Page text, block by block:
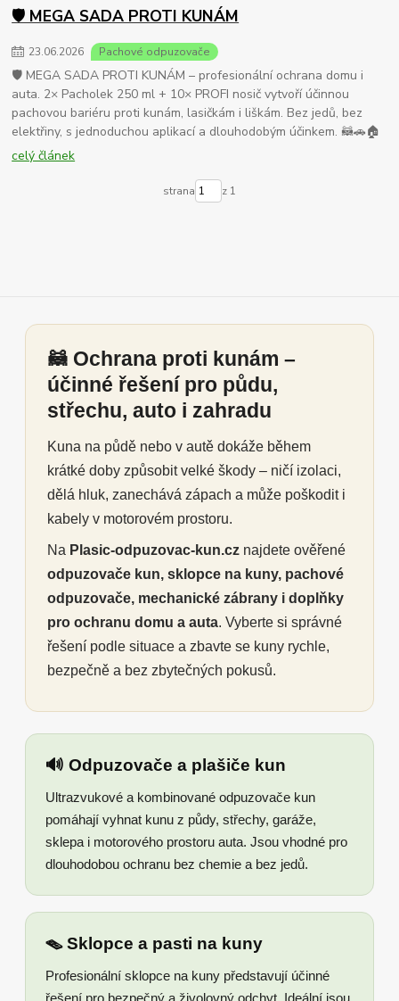
🛡️ MEGA SADA PROTI KUNÁM
23.06.2026 Pachové odpuzovače
🛡️ MEGA SADA PROTI KUNÁM – profesionální ochrana domu i
auta. 2× Pacholek 250 ml + 10× PROFI nosič vytvoří účinnou
pachovou bariéru proti kunám, lasičkám i liškám. Bez jedů, bez
elektřiny, s jednoduchou aplikací a dlouhodobým účinkem. 🦝🚗🏠
celý článek
strana z 1
🦝 Ochrana proti kunám –
účinné řešení pro půdu,
střechu, auto i zahradu
Kuna na půdě nebo v autě dokáže během
krátké doby způsobit velké škody – ničí izolaci,
dělá hluk, zanechává zápach a může poškodit i
kabely v motorovém prostoru.
Na Plasic-odpuzovac-kun.cz najdete ověřené
odpuzovače kun, sklopce na kuny, pachové
odpuzovače, mechanické zábrany i doplňky
pro ochranu domu a auta. Vyberte si správné
řešení podle situace a zbavte se kuny rychle,
bezpečně a bez zbytečných pokusů.
🔊 Odpuzovače a plašiče kun
Ultrazvukové a kombinované odpuzovače kun
pomáhají vyhnat kunu z půdy, střechy, garáže,
sklepa i motorového prostoru auta. Jsou vhodné pro
dlouhodobou ochranu bez chemie a bez jedů.
🪤 Sklopce a pasti na kuny
Profesionální sklopce na kuny představují účinné